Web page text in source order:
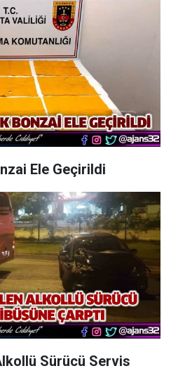
Ele Geçirildi
Sürücü Servis